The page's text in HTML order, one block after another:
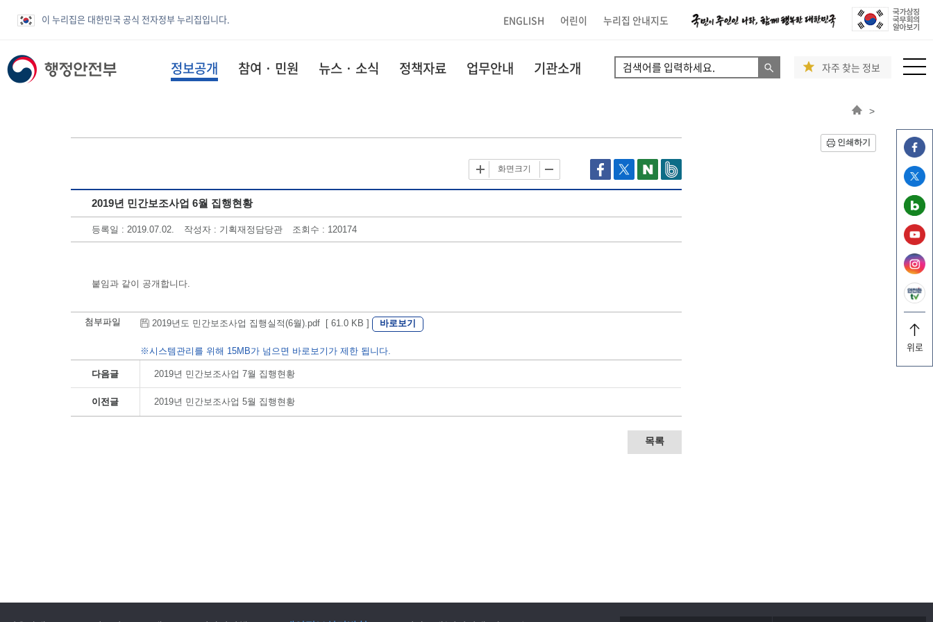
이 누리집은 대한민국 공식 전자정부 누리집입니다. ENGLISH 어린이 누리집 안내지도
위로
정보공개 참여 · 민원 뉴스 · 소식 정책자료 업무안내 기관소개 자주 찾는 정보
>
인쇄하기
화면크기
2019년 민간보조사업 6월 집행현황
등록일 : 2019.07.02. 작성자 : 기획재정담당관 조회수 : 120174
붙임과 같이 공개합니다.
첨부파일 2019년도 민간보조사업 집행실적(6월).pdf [ 61.0 KB ] 바로보기
※시스템관리를 위해 15MB가 넘으면 바로보기가 제한 됩니다.
다음글 2019년 민간보조사업 7월 집행현황
이전글 2019년 민간보조사업 5월 집행현황
목록